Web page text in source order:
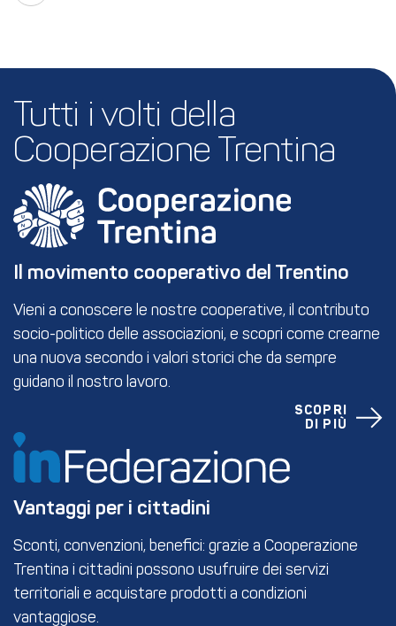
Tutti i volti della
Cooperazione Trentina
Il movimento cooperativo del Trentino
Vieni a conoscere le nostre cooperative, il contributo
socio-politico delle associazioni, e scopri come crearne
una nuova secondo i valori storici che da sempre
guidano il nostro lavoro.
SCOPRI
DI PIÙ
Vantaggi per i cittadini
Sconti, convenzioni, benefici: grazie a Cooperazione
Trentina i cittadini possono usufruire dei servizi
territoriali e acquistare prodotti a condizioni
vantaggiose.